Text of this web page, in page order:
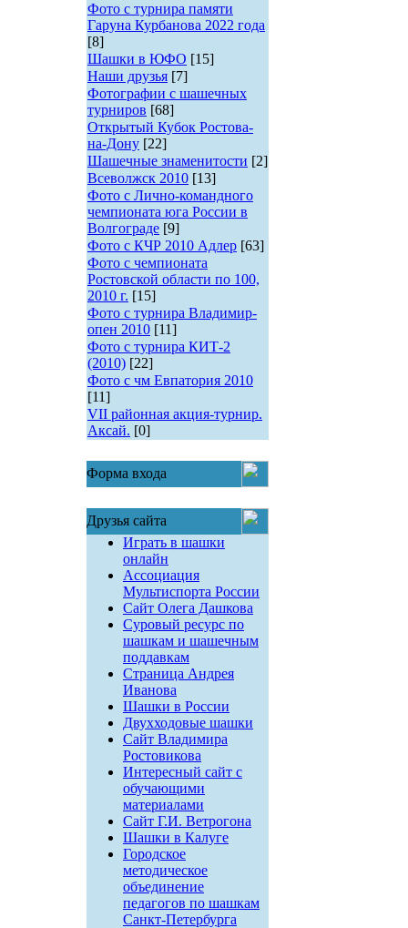
Фото с турнира памяти
Гаруна Курбанова 2022 года
[8]
Шашки в ЮФО [15]
Наши друзья [7]
Фотографии с шашечных
турниров [68]
Открытый Кубок Ростова-
на-Дону [22]
Шашечные знаменитости [2]
Всеволжск 2010 [13]
Фото с Лично-командного
чемпионата юга России в
Волгограде [9]
Фото с КЧР 2010 Адлер [63]
Фото с чемпионата
Ростовской области по 100,
2010 г. [15]
Фото с турнира Владимир-
опен 2010 [11]
Фото с турнира КИТ-2
(2010) [22]
Фото с чм Евпатория 2010
[11]
VII районная акция-турнир.
Аксай. [0]
Форма входа
Друзья сайта
Играть в шашки
онлайн
Ассоциация
Мультиспорта России
Сайт Олега Дашкова
Суровый ресурс по
шашкам и шашечным
поддавкам
Страница Андрея
Иванова
Шашки в России
Двухходовые шашки
Сайт Владимира
Ростовикова
Интересный сайт с
обучающими
материалами
Сайт Г.И. Ветрогона
Шашки в Калуге
Городское
методическое
объединение
педагогов по шашкам
Санкт-Петербурга